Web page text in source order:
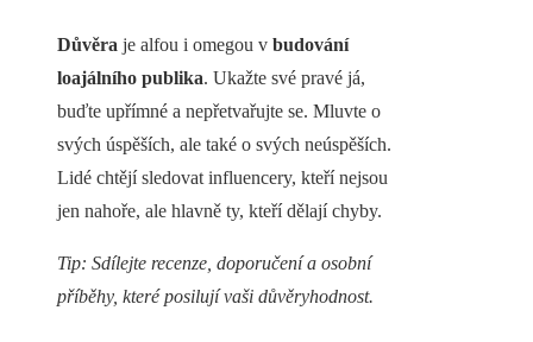
Důvěra je alfou i omegou v budování
loajálního publika. Ukažte své pravé já,
buďte upřímné a nepřetvařujte se. Mluvte o
svých úspěších, ale také o svých neúspěších.
Lidé chtějí sledovat influencery, kteří nejsou
jen nahoře, ale hlavně ty, kteří dělají chyby.
Tip: Sdílejte recenze, doporučení a osobní
příběhy, které posilují vaši důvěryhodnost.